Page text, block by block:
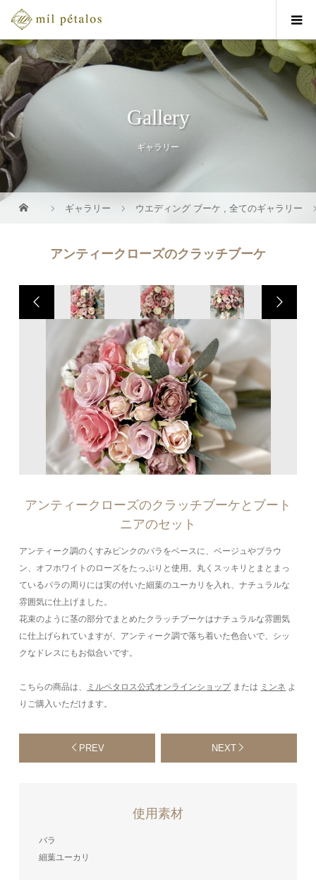
Gallery
ギャラリー
ギャラリー ウエディング ブーケ ,全てのギャラリー
アンティークローズのクラッチブーケ
アンティークローズのクラッチブーケとブート
ニアのセット
アンティーク調のくすみピンクのバラをベースに、ベージュやブラウ
ン、オフホワイトのローズをたっぷりと使用。丸くスッキリとまとまっ
ているバラの周りには実の付いた細葉のユーカリを入れ、ナチュラルな
雰囲気に仕上げました。
花束のように茎の部分でまとめたクラッチブーケはナチュラルな雰囲気
に仕上げられていますが、アンティーク調で落ち着いた色合いで、シッ
クなドレスにもお似合いです。
こちらの商品は、 ミルペタロス公式オンラインショップまたは ミンネ よ
りご購入いただけます。
PREV NEXT
使用素材
バラ
細葉ユーカリ